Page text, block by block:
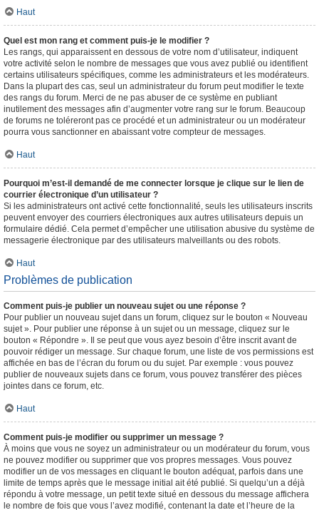
Haut
Quel est mon rang et comment puis-je le modifier ?
Les rangs, qui apparaissent en dessous de votre nom d’utilisateur, indiquent
votre activité selon le nombre de messages que vous avez publié ou identifient
certains utilisateurs spécifiques, comme les administrateurs et les modérateurs.
Dans la plupart des cas, seul un administrateur du forum peut modifier le texte
des rangs du forum. Merci de ne pas abuser de ce système en publiant
inutilement des messages afin d’augmenter votre rang sur le forum. Beaucoup
de forums ne toléreront pas ce procédé et un administrateur ou un modérateur
pourra vous sanctionner en abaissant votre compteur de messages.
Haut
Pourquoi m’est-il demandé de me connecter lorsque je clique sur le lien de
courrier électronique d’un utilisateur ?
Si les administrateurs ont activé cette fonctionnalité, seuls les utilisateurs inscrits
peuvent envoyer des courriers électroniques aux autres utilisateurs depuis un
formulaire dédié. Cela permet d’empêcher une utilisation abusive du système de
messagerie électronique par des utilisateurs malveillants ou des robots.
Haut
Problèmes de publication
Comment puis-je publier un nouveau sujet ou une réponse ?
Pour publier un nouveau sujet dans un forum, cliquez sur le bouton « Nouveau
sujet ». Pour publier une réponse à un sujet ou un message, cliquez sur le
bouton « Répondre ». Il se peut que vous ayez besoin d’être inscrit avant de
pouvoir rédiger un message. Sur chaque forum, une liste de vos permissions est
affichée en bas de l’écran du forum ou du sujet. Par exemple : vous pouvez
publier de nouveaux sujets dans ce forum, vous pouvez transférer des pièces
jointes dans ce forum, etc.
Haut
Comment puis-je modifier ou supprimer un message ?
À moins que vous ne soyez un administrateur ou un modérateur du forum, vous
ne pouvez modifier ou supprimer que vos propres messages. Vous pouvez
modifier un de vos messages en cliquant le bouton adéquat, parfois dans une
limite de temps après que le message initial ait été publié. Si quelqu’un a déjà
répondu à votre message, un petit texte situé en dessous du message affichera
le nombre de fois que vous l’avez modifié, contenant la date et l’heure de la